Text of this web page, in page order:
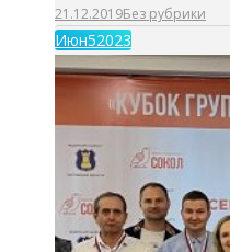
21.12.2019Без рубрики
Июн52023